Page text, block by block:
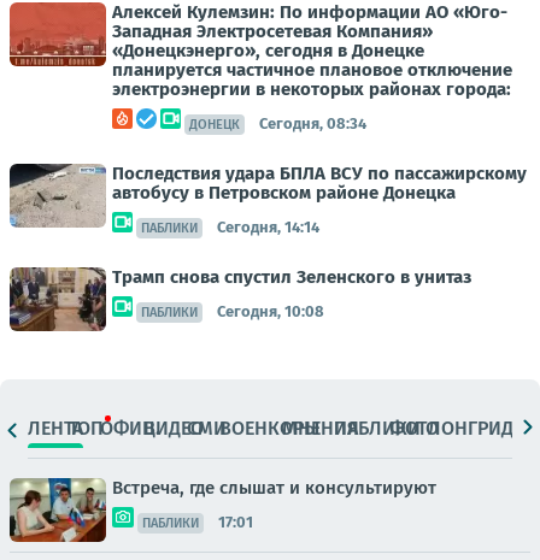
Алексей Кулемзин: По информации АО «Юго-
Западная Электросетевая Компания»
«Донецкэнерго», сегодня в Донецке
планируется частичное плановое отключение
электроэнергии в некоторых районах города:
ДОНЕЦК Сегодня, 08:34
Последствия удара БПЛА ВСУ по пассажирскому
автобусу в Петровском районе Донецка
ПАБЛИКИ Сегодня, 14:14
Трамп снова спустил Зеленского в унитаз
ПАБЛИКИ Сегодня, 10:08
ЛЕНТАТОПОФИЦ.ВИДЕОСМИВОЕНКОРЫМНЕНИЯПАБЛИКИ
ФОТОЛОНГРИДЫ
Встреча, где слышат и консультируют
ПАБЛИКИ 17:01